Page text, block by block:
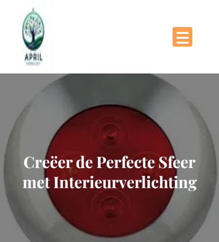
Creëer de Perfecte Sfeer
met Interieurverlichting